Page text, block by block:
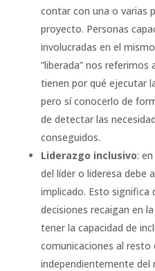
contar con una o varias
proyecto. Personas
involucradas en el
“liberada” nos referimos
tienen por qué ejecutar
pero sí conocerlo de
de detectar las
conseguidos.
Liderazgo inclusivo:
del líder o lideresa debe
implicado. Esto significa
decisiones recaigan en
tener la capacidad de
comunicaciones al resto
independientemente del